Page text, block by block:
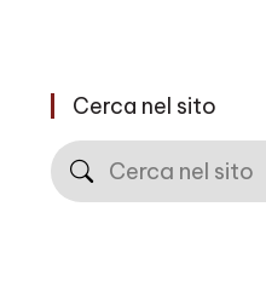
Cerca nel sito
Cerca